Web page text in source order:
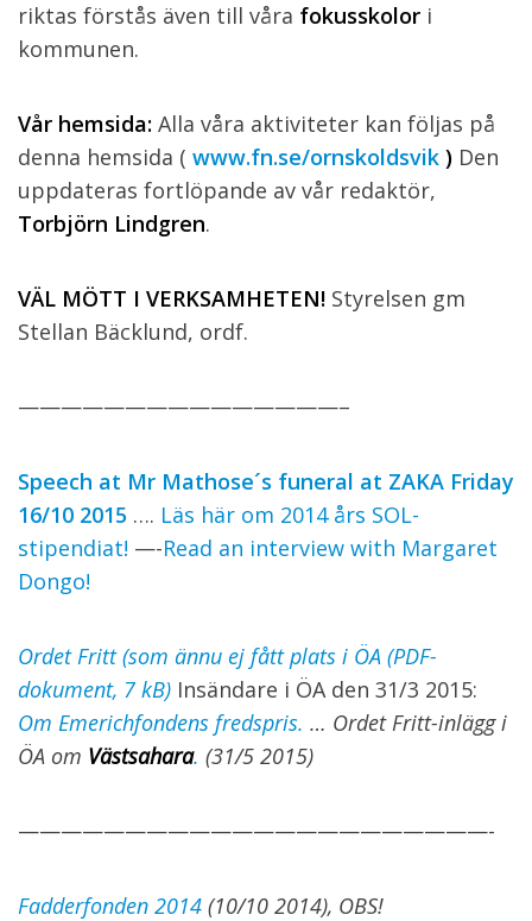
riktas förstås även till våra fokusskolor i
kommunen.
Vår hemsida: Alla våra aktiviteter kan följas på
denna hemsida ( www.fn.se/ornskoldsvik ) Den
uppdateras fortlöpande av vår redaktör,
Torbjörn Lindgren.
VÄL MÖTT I VERKSAMHETEN! Styrelsen gm
Stellan Bäcklund, ordf.
———————————————–
Speech at Mr Mathose´s funeral at ZAKA Friday
16/10 2015 …. Läs här om 2014 års SOL-
stipendiat! —-Read an interview with Margaret
Dongo!
Ordet Fritt (som ännu ej fått plats i ÖA (PDF-
dokument, 7 kB) Insändare i ÖA den 31/3 2015:
Om Emerichfondens fredspris. … Ordet Fritt-inlägg i
ÖA om Västsahara. (31/5 2015)
——————————————————————-
Fadderfonden 2014 (10/10 2014), OBS!